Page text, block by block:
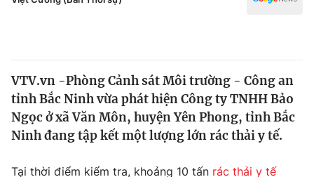
Thế giới
Tin tức
Thế giới đó đây
Câu chuyện quốc tế
Kinh tế
VTV.vn -Phòng Cảnh sát Môi trường - Công an
tỉnh Bắc Ninh vừa phát hiện Công ty TNHH Bảo
Ngọc ở xã Văn Môn, huyện Yên Phong, tỉnh Bắc
Ninh đang tập kết một lượng lớn rác thải y tế.
Tại thời điểm kiểm tra, khoảng 10 tấn rác thải y tế